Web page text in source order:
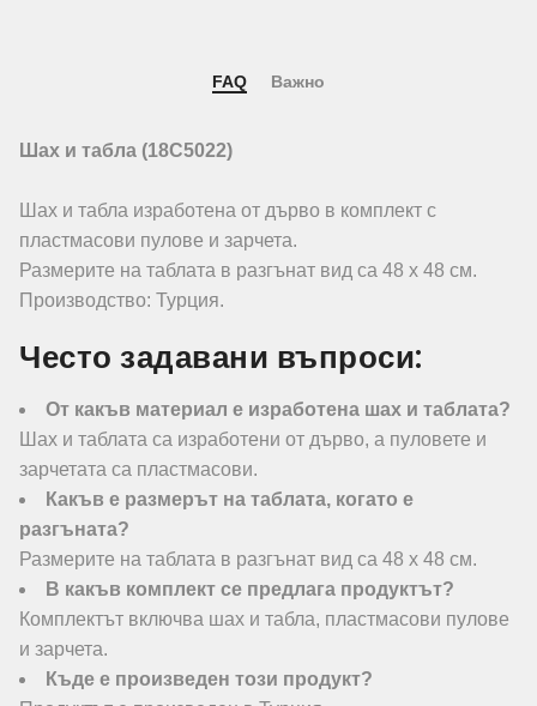
FAQ Важно
Шах и табла (18C5022)
Шах и табла изработена от дърво в комплект с
пластмасови пулове и зарчета.
Размерите на таблата в разгънат вид са 48 х 48 см.
Производство: Турция.
Често задавани въпроси:
От какъв материал е изработена шах и таблата?
Шах и таблата са изработени от дърво, а пуловете и
зарчетата са пластмасови.
Какъв е размерът на таблата, когато е
разгъната?
Размерите на таблата в разгънат вид са 48 х 48 см.
В какъв комплект се предлага продуктът?
Комплектът включва шах и табла, пластмасови пулове
и зарчета.
Къде е произведен този продукт?